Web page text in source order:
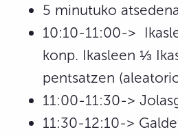
5 minutuko
10:10-11:00->
konp. Ikasleen ⅓
pentsatzen
11:00-11:30->
11:30-12:10->